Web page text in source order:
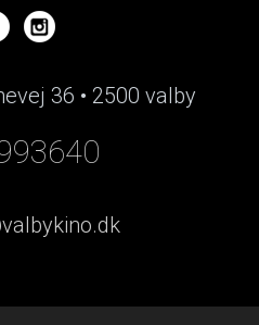
36 • 2500 valby